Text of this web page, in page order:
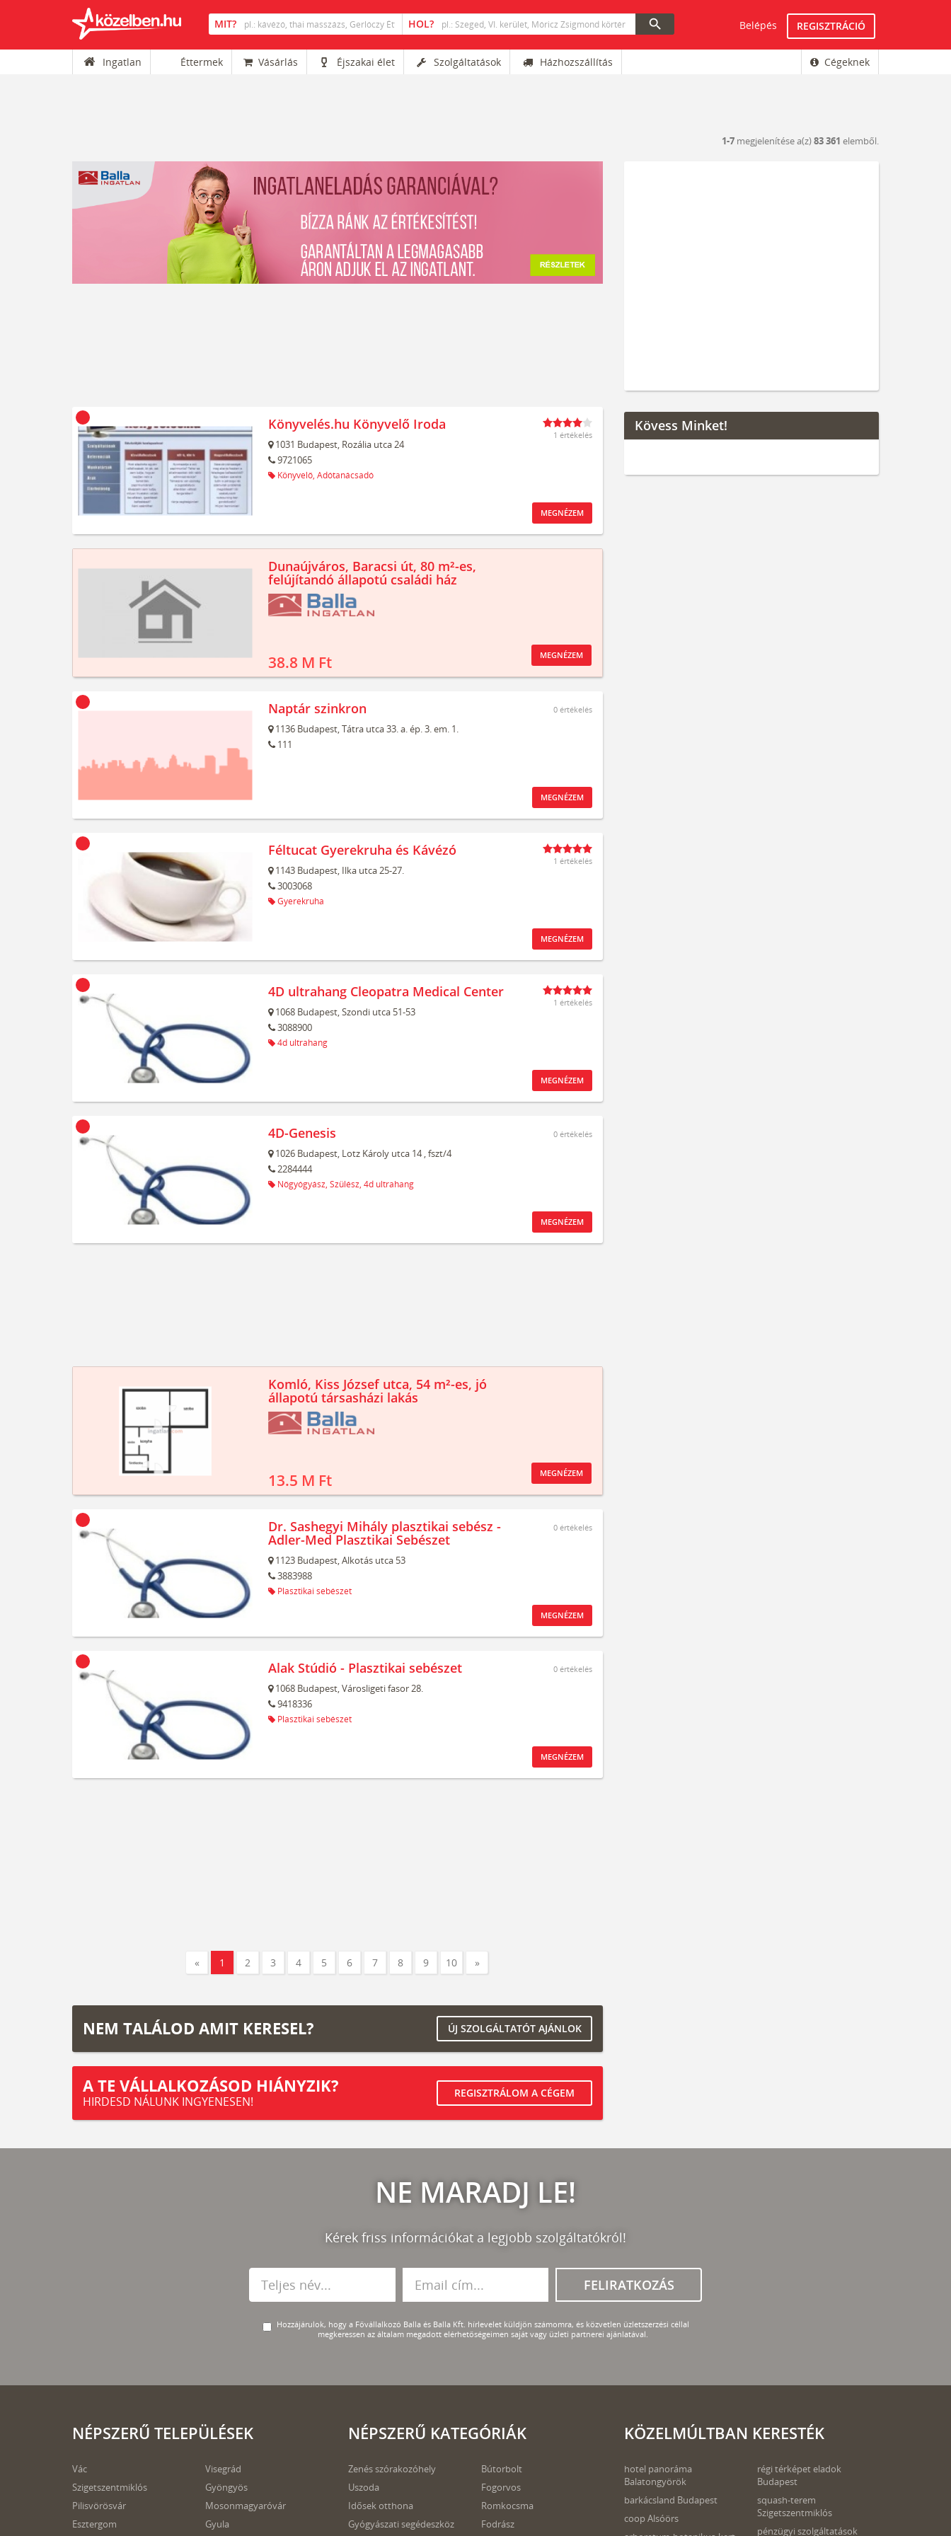
search Belépés REGISZTRÁCIÓ
Ingatlan Éttermek Vásárlás Éjszakai élet Szolgáltatások Házhozszállítás Cégeknek
1-7 megjelenítése a(z)83 361 elemből.
Könyvelés.hu Könyvelő Iroda
1031 Budapest, Rozália utca 24
9721065
Könyvelő, Adótanácsadó
1 értékelés
MEGNÉZEM
Dunaújváros, Baracsi út, 80 m²-es,
felújítandó állapotú családi ház
38.8 M Ft MEGNÉZEM
Naptár szinkron
1136 Budapest,Tátra utca 33. a. ép. 3. em. 1.
111
0 értékelés
MEGNÉZEM
Féltucat Gyerekruha és Kávézó
1143 Budapest, Ilka utca 25-27.
3003068
Gyerekruha
1 értékelés
MEGNÉZEM
4D ultrahang Cleopatra Medical Center
1068 Budapest,Szondi utca 51-53
3088900
4d ultrahang
1 értékelés
MEGNÉZEM
4D-Genesis
1026 Budapest, Lotz Károly utca 14, fszt/4
2284444
Nőgyógyász, Szülész, 4d ultrahang
0 értékelés
MEGNÉZEM
Komló, Kiss József utca, 54 m²-es, jó
állapotú társasházi lakás
13.5 M Ft MEGNÉZEM
Dr. Sashegyi Mihály plasztikai sebész -
Adler-Med Plasztikai Sebészet
1123 Budapest,Alkotás utca 53
3883988
Plasztikai sebészet
0 értékelés
MEGNÉZEM
Alak Stúdió - Plasztikai sebészet
1068 Budapest,Városligeti fasor 28.
9418336
Plasztikai sebészet
0 értékelés
MEGNÉZEM
« 1 2 3 4 5 6 7 8 9 10 »
NEM TALÁLOD AMIT KERESEL? ÚJ SZOLGÁLTATÓT AJÁNLOK
A TE VÁLLALKOZÁSOD HIÁNYZIK?
HIRDESD NÁLUNK INGYENESEN!
REGISZTRÁLOM A CÉGEM
Kövess Minket!
NE MARADJ LE!
Kérek friss információkat a legjobb szolgáltatókról!
FELIRATKOZÁS
Hozzájárulok, hogy a Fővállalkozó Balla és Balla Kft. hírlevelet küldjön számomra, és közvetlen üzletszerzési céllal
megkeressen az általam megadott elérhetőségeimen saját vagy üzleti partnerei ajánlatával.
NÉPSZERŰ TELEPÜLÉSEK
Vác
Szigetszentmiklós
Pilisvörösvár
Esztergom
Visegrád
Gyöngyös
Mosonmagyaróvár
Gyula
NÉPSZERŰ KATEGÓRIÁK
Zenés szórakozóhely
Uszoda
Idősek otthona
Gyógyászati segédeszköz
Bútorbolt
Fogorvos
Romkocsma
Fodrász
KÖZELMÚLTBAN KERESTÉK
hotel panoráma
Balatongyörök
barkácsland Budapest
coop Alsóörs
régi térképet eladok
Budapest
squash-terem
Szigetszentmiklós
pénzügyi szolgáltatások